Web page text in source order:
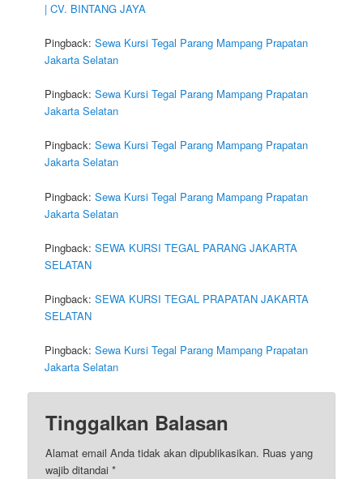
| CV. BINTANG JAYA
Pingback:Sewa Kursi Tegal Parang Mampang Prapatan
Jakarta Selatan
Pingback:Sewa Kursi Tegal Parang Mampang Prapatan
Jakarta Selatan
Pingback:Sewa Kursi Tegal Parang Mampang Prapatan
Jakarta Selatan
Pingback:Sewa Kursi Tegal Parang Mampang Prapatan
Jakarta Selatan
Pingback:SEWA KURSI TEGAL PARANG JAKARTA
SELATAN
Pingback:SEWA KURSI TEGAL PRAPATAN JAKARTA
SELATAN
Pingback:Sewa Kursi Tegal Parang Mampang Prapatan
Jakarta Selatan
Tinggalkan Balasan
Alamat email Anda tidak akan dipublikasikan. Ruas yang
wajib ditandai*